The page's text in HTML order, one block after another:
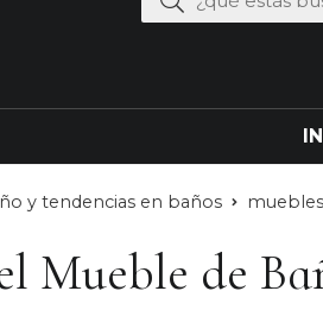
y tendencias en baños muebles
Mueble de